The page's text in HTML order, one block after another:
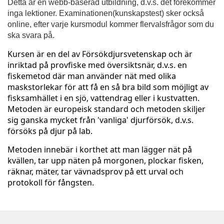
l
l
s
t
ä
n
d
i
Detta är en webb-baserad utbildning, d.v.s. det förekommer
inga lektioner. Examinationen(kunskapstest) sker också
online, efter varje kursmodul kommer flervalsfrågor som du
ska svara på.
Kursen är en del av Försökdjursvetenskap och är
inriktad på provfiske med översiktsnär, d.v.s. en
fiskemetod där man använder nät med olika
maskstorlekar för att få en så bra bild som möjligt av
fisksamhället i en sjö, vattendrag eller i kustvatten.
Metoden är europeisk standard och metoden skiljer
sig ganska mycket från 'vanliga' djurförsök, d.v.s.
försöks på djur på lab.
Metoden innebär i korthet att man lägger nät på
kvällen, tar upp näten på morgonen, plockar fisken,
räknar, mäter, tar vävnadsprov på ett urval och
protokoll för fångsten.